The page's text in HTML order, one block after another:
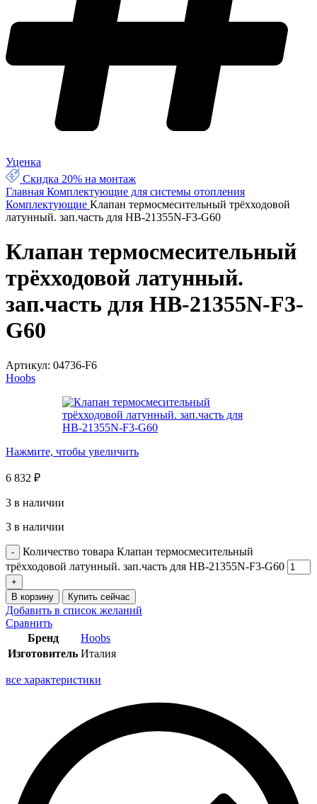
Уценка
Скидка 20% на монтаж
Главная Комплектующие для системы отопления
Комплектующие Клапан термосмесительный трёхходовой
латунный. зап.часть для HB-21355N-F3-G60
Клапан термосмесительный
трёхходовой латунный.
зап.часть для HB-21355N-F3-
G60
Артикул: 04736-F6
Hoobs
Нажмите, чтобы увеличить
6 832 ₽
3 в наличии
3 в наличии
Количество товара Клапан термосмесительный
трёхходовой латунный. зап.часть для HB-21355N-F3-G60
В корзину Купить сейчас
Добавить в список желаний
Сравнить
Бренд
Hoobs
Изготовитель Италия
все характеристики